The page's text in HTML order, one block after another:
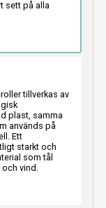
sett på alla
tillverkas av
plast, samma
används på
Ett
starkt och
som tål
vind.